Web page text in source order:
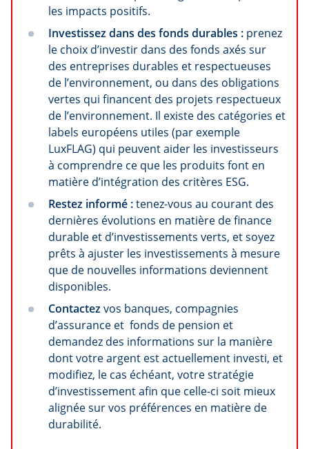
les impacts positifs.
Investissez dans des fonds durables : prenez
le choix d’investir dans des fonds axés sur
des entreprises durables et respectueuses
de l’environnement, ou dans des obligations
vertes qui financent des projets respectueux
de l’environnement. Il existe des catégories et
labels européens utiles (par exemple
LuxFLAG) qui peuvent aider les investisseurs
à comprendre ce que les produits font en
matière d’intégration des critères ESG.
Restez informé :tenez-vous au courant des
dernières évolutions en matière de finance
durable et d’investissements verts, et soyez
prêts à ajuster les investissements à mesure
que de nouvelles informations deviennent
disponibles.
Contactezvos banques, compagnies
d’assurance et fonds de pension et
demandez des informations sur la manière
dont votre argent est actuellement investi, et
modifiez, le cas échéant, votre stratégie
d’investissement afin que celle-ci soit mieux
alignée sur vos préférences en matière de
durabilité.